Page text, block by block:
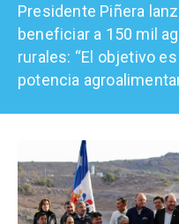
Presidente Piñera
beneficiar a 150 mil
rurales: “El objetivo
potencia